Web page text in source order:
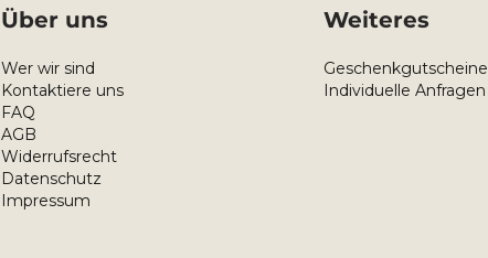
Über uns
Wer wir sind
Kontaktiere uns
FAQ
AGB
Widerrufsrecht
Datenschutz
Impressum
Weiteres
Geschenkgutscheine
Individuelle Anfragen